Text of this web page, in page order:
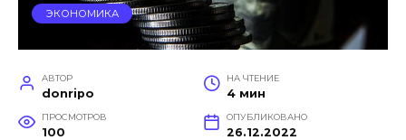
ЭКОНОМИКА
АВТОР
donripo
НА ЧТЕНИЕ
4 мин
ПРОСМОТРОВ
100
ОПУБЛИКОВАНО
26.12.2022